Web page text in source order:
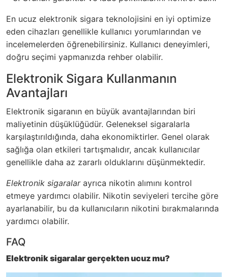
En ucuz elektronik sigara teknolojisini en iyi optimize
eden cihazları genellikle kullanıcı yorumlarından ve
incelemelerden öğrenebilirsiniz. Kullanıcı deneyimleri,
doğru seçimi yapmanızda rehber olabilir.
Elektronik Sigara Kullanmanın
Avantajları
Elektronik sigaranın en büyük avantajlarından biri
maliyetinin düşüklüğüdür. Geleneksel sigaralarla
karşılaştırıldığında, daha ekonomiktirler. Genel olarak
sağlığa olan etkileri tartışmalıdır, ancak kullanıcılar
genellikle daha az zararlı olduklarını düşünmektedir.
Elektronik sigaralarayrıca nikotin alımını kontrol
etmeye yardımcı olabilir. Nikotin seviyeleri tercihe göre
ayarlanabilir, bu da kullanıcıların nikotini bırakmalarında
yardımcı olabilir.
FAQ
Elektronik sigaralar gerçekten ucuz mu?